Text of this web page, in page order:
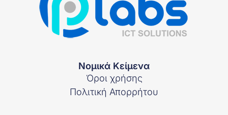
Νομικά Κείμενα
Όροι χρήσης
Πολιτική Απορρήτου